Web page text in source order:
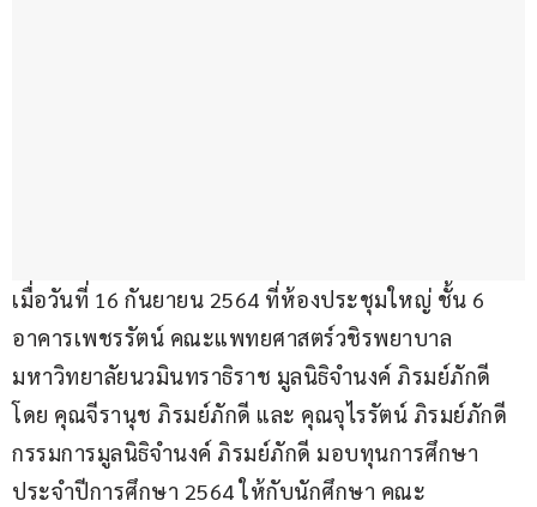
เมื่อวันที่ 16 กันยายน 2564 ที่ห้องประชุมใหญ่ ชั้น 6
อาคารเพชรรัตน์ คณะแพทยศาสตร์วชิรพยาบาล
มหาวิทยาลัยนวมินทราธิราช มูลนิธิจำนงค์ ภิรมย์ภักดี
โดย คุณจีรานุช ภิรมย์ภักดี และ คุณจุไรรัตน์ ภิรมย์ภักดี
กรรมการมูลนิธิจำนงค์ ภิรมย์ภักดี มอบทุนการศึกษา
ประจำปีการศึกษา 2564 ให้กับนักศึกษา คณะ